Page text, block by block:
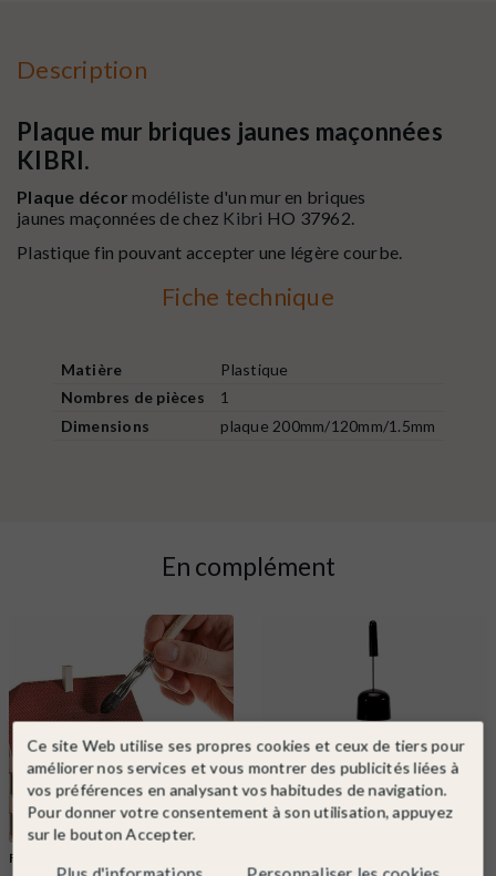
Description
Plaque mur briques jaunes maçonnées
KIBRI.
Plaque décormodéliste d'un mur en briques
jaunes maçonnées de chez Kibri HO 37962.
Plastique fin pouvant accepter une légère courbe.
Fiche technique
Matière
Plastique
Nombres de pièces
1
Dimensions
plaque 200mm/120mm/1.5mm
En complément
FALLER
Ce site Web utilise ses propres cookies et ceux de tiers pour
améliorer nos services et vous montrer des publicités liées à
vos préférences en analysant vos habitudes de navigation.
Pour donner votre consentement à son utilisation, appuyez
sur le bouton Accepter.